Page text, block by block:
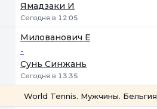
Ямадзаки И
Сегодня в 12:05
Милованович Е
-
Сунь Синжань
Сегодня в 13:35
World Tennis. Мужчины. Бельгия